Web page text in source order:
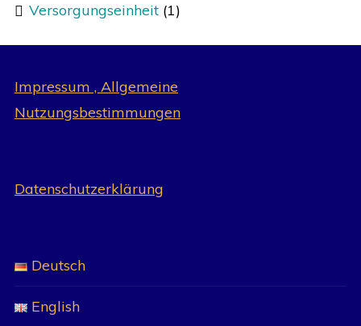
Versorgungseinheit (1)
Impressum , Allgemeine
Nutzungsbestimmungen
Datenschutzerklärung
Deutsch
English